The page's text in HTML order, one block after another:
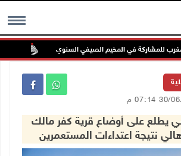
MENU
جلسة
يطلع على أوضاع قرية كفر مالك
نتيجة اعتداءات المستعمرين